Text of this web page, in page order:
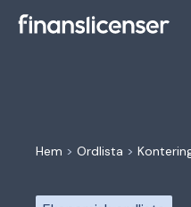
Hem > Ordlista >